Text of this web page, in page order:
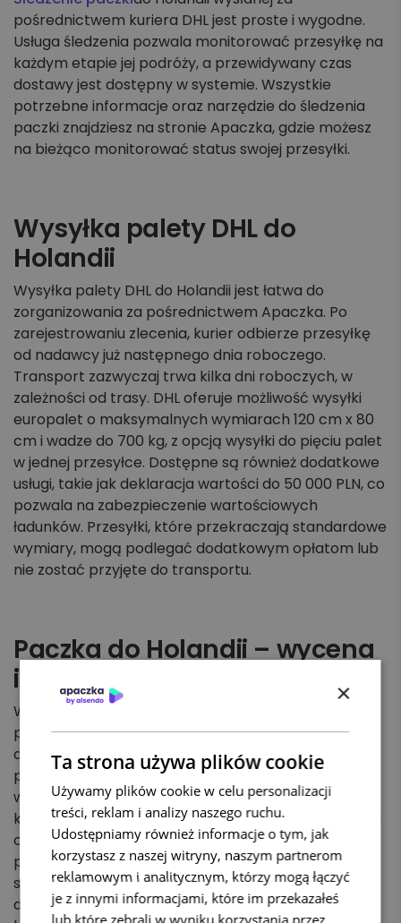
pośrednictwem kuriera DHL jest proste i wygodne.
Usługa śledzenia pozwala monitorować przesyłkę na
każdym etapie jej podróży, a przewidywany czas
dostawy jest dostępny w systemie. Wszystkie
potrzebne informacje oraz narzędzie do śledzenia
paczki znajdziesz na stronie Apaczka, gdzie możesz
na bieżąco monitorować status swojej przesyłki.
Wysyłka palety DHL do
Holandii
Wysyłka palety DHL do Holandii jest łatwa do
zorganizowania za pośrednictwem Apaczka. Po
zarejestrowaniu zlecenia, kurier odbierze przesyłkę
od nadawcy już następnego dnia roboczego.
Transport zazwyczaj trwa kilka dni roboczych, w
zależności od trasy. DHL oferuje możliwość wysyłki
europalet o maksymalnych wymiarach 120 cm x 80
cm i wadze do 700 kg, z opcją wysyłki do pięciu palet
w jednej przesyłce. Dostępne są również dodatkowe
usługi, takie jak deklaracja wartości do 50 000 PLN, co
pozwala na zabezpieczenie wartościowych
ładunków. Przesyłki, które przekraczają standardowe
wymiary, mogą podlegać dodatkowym opłatom lub
nie zostać przyjęte do transportu.
Paczka do Holandii – wycena
indywidualna
Wysyłka paczek do Holandii staje się coraz bardziej
popularna, szczególnie w przypadku transportu
drogowego. W ramach usług Apaczka, nietypowe
przesyłki do Holandii wymagają indywidualnej
wyceny. Dzięki temu można dokładnie oszacować
koszty i czas transportu, co pomaga w optymalizacji
całego procesu wysyłki. Taka usługa jest szczególnie
przydatna dla przesyłek, które przekraczają
standardowe wymiary lub wagę, umożliwiając
dostosowanie oferty do specyficznych potrzeb
×
Ta strona używa plików cookie
Używamy plików cookie w celu personalizacji
treści, reklam i analizy naszego ruchu.
Udostępniamy również informacje o tym, jak
korzystasz z naszej witryny, naszym partnerom
reklamowym i analitycznym, którzy mogą łączyć
je z innymi informacjami, które im przekazałeś
lub które zebrali w wyniku korzystania przez